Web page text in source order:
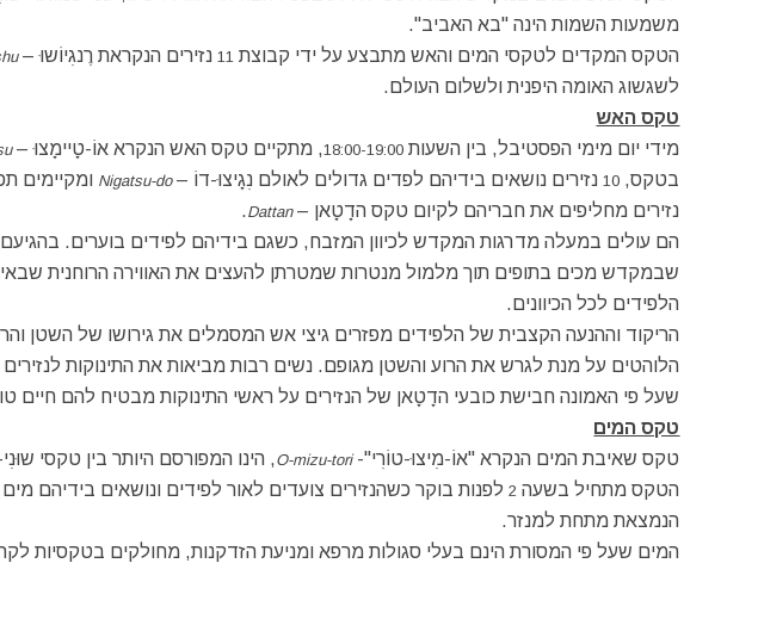
משמעות השמות הינה "בא האביב".
הטקס המקדים לטקסי המים והאש מתבצע על ידי קבוצת 11 נזירים הנקראת רֶנגִיוֹשוּ –
לשגשוג האומה היפנית ולשלום העולם.
טקס האש
מידי יום מימי הפסטיבל, בין השעות 18:00-19:00, מתקיים טקס האש הנקרא אוֹ-טָיימָצוּ –
בטקס, 10נזירים נושאים בידיהם לפדים גדולים לאולם נִגָיצוּ-דוֹ –Nigatsu-do ומקיימים
נזירים מחליפים את חבריהם לקיום טקס הדָטָאן –Dattan
.
הם עולים במעלה מדרגות המקדש לכיוון המזבח, כשגם בידיהם לפידים בוערים.
שבמקדש מכים בתופים תוך מלמול מנטרות שמטרתן להעצים את האווירה הרוחנית
הלפידים לכל הכיוונים.
הריקוד וההנעה הקצבית של הלפידים מפזרים גיצי אש המסמלים את גירושו של השטן
הלוהטים על מנת לגרש את הרוע והשטן מגופם. נשים רבות מביאות את התינוקות
שעל פי האמונה חבישת כובעי הדָטָאן של הנזירים על ראשי התינוקות מבטיח להם חיים
טקס המים
טקס שאיבת המים הנקרא "אוֹ-מִיצוּ-טוֹרִי"-O-mizu-tori, הינו המפורסם היותר בין טקסי
הטקס מתחיל בשעה 2 לפנות בוקר כשהנזירים צועדים לאור לפידים ונושאים בידיהם
הנמצאת מתחת למנזר.
המים שעל פי המסורת הינם בעלי סגולות מרפא ומניעת הזדקנות, מחולקים בטקסיות